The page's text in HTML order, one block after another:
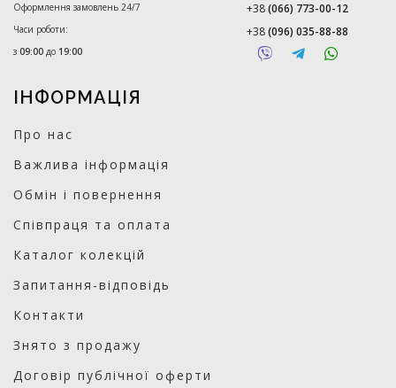
Оформлення замовлень 24/7
Часи роботи:
з 09:00 до 19:00
+38(066) 773-00-12
+38(096) 035-88-88
ІНФОРМАЦІЯ
Про нас
Важлива інформація
Обмін і повернення
Співпраця та оплата
Каталог колекцій
Запитання-відповідь
Контакти
Знято з продажу
Договір публічної оферти